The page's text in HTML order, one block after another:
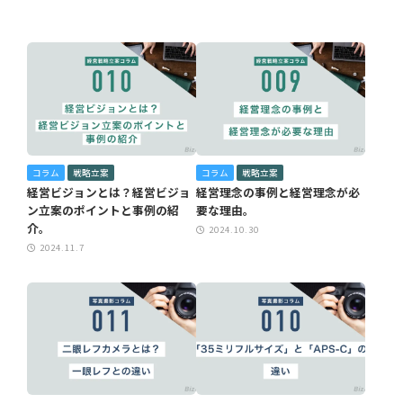
コラム 戦略立案
経営ビジョンとは？経営ビジョ
ン立案のポイントと事例の紹
介。
2024.11.7
コラム 戦略立案
経営理念の事例と経営理念が必
要な理由。
2024.10.30